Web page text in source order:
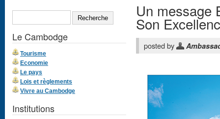
Un message
Son
posted by
Formulaire de
recherche
Le Cambodge
Tourisme
Economie
Le pays
Lois et règlements
Vivre au Cambodge
Institutions